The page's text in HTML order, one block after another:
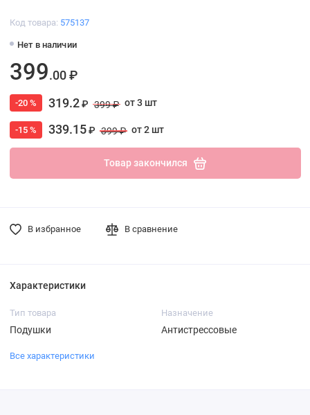
Код товара: 575137
Нет в наличии
399.00 ₽
-20 % 319.2₽ 399 ₽ от 3 шт
-15 % 339.15₽ 399 ₽ от 2 шт
Товар закончился
В избранное В сравнение
Характеристики
Тип товара
Подушки
Назначение
Антистрессовые
Все характеристики